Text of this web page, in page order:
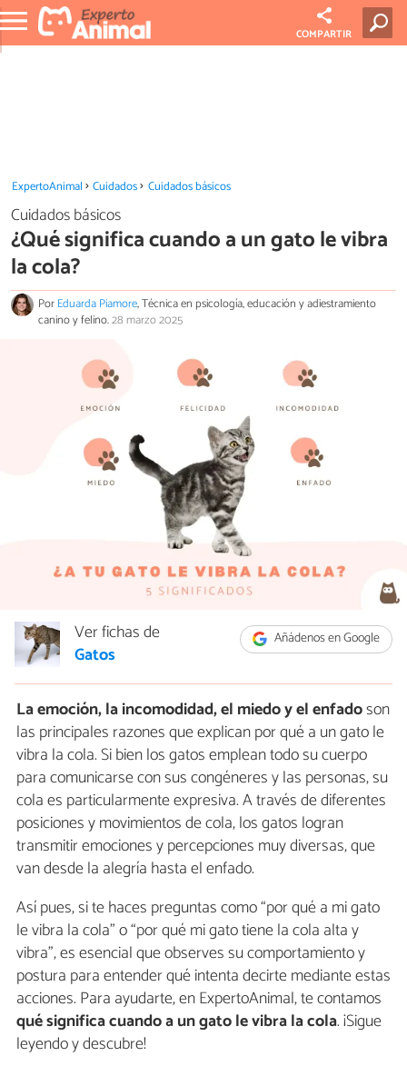
COMPARTIR
ExpertoAnimal Cuidados Cuidados básicos
Cuidados básicos
¿Qué significa cuando a un gato le vibra
la cola?
PorEduarda Piamore, Técnica en psicología, educación y adiestramiento
canino y felino.28 marzo 2025
Añádenos en Google
Ver fichas de
Gatos
La emoción, la incomodidad, el miedo y el enfadoson
las principales razones que explican por qué a un gato le
vibra la cola. Si bien los gatos emplean todo su cuerpo
para comunicarse con sus congéneres y las personas, su
cola es particularmente expresiva. A través de diferentes
posiciones y movimientos de cola, los gatos logran
transmitir emociones y percepciones muy diversas, que
van desde la alegría hasta el enfado.
Así pues, si te haces preguntas como “por qué a mi gato
le vibra la cola” o “por qué mi gato tiene la cola alta y
vibra”, es esencial que observes su comportamiento y
postura para entender qué intenta decirte mediante estas
acciones. Para ayudarte, en ExpertoAnimal, te contamos
qué significa cuando a un gato le vibra la cola. ¡Sigue
leyendo y descubre!